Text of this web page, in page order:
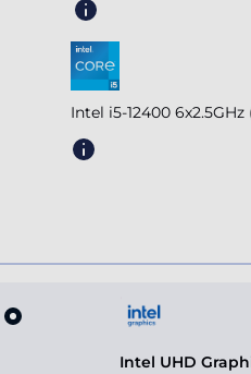
Intel i5-12400 6x2.5GHz
Intel UHD